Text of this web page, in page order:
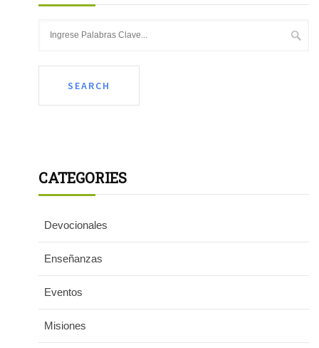
CATEGORIES
Devocionales
Enseñanzas
Eventos
Misiones